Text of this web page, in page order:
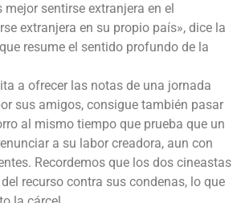
mejor sentirse extranjera en el
extranjera en su propio país», dice la
resume el sentido profundo de la
a ofrecer las notas de una jornada
sus amigos, consigue también pasar
al mismo tiempo que prueba que un
a su labor creadora, aun con
Recordemos que los dos cineastas
recurso contra sus condenas, lo que